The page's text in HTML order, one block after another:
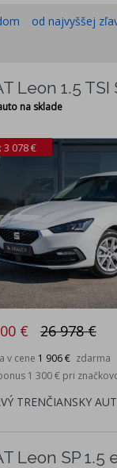
od najvyššej
Leon 1.5
na sklade
3 078 €
€ 26 978 €
v cene 1 906 € zdarma
1 300 € pri
TRENČIANSKY
Leon SP 1.5